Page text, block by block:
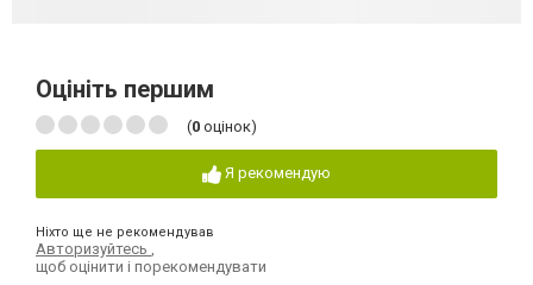
Оцініть першим
(0 оцінок)
Я рекомендую
Ніхто ще не рекомендував
Авторизуйтесь
щоб оцінити і порекомендувати